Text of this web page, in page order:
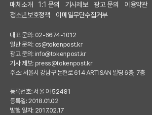
매체소개 1:1 문의 기사제보 광고 문의 이용약관
청소년보호정책
이메일무단수집거부
대표 문의: 02-6674-1012
일반 문의: cs@tokenpost.kr
광고 문의: info@tokenpost.kr
기사 제보: press@tokenpost.kr
주소: 서울시 강남구 논현로 614 ARTISAN 빌딩 6층, 7층
등록번호: 서울 아 52481
등록일: 2018.01.02
발행 일자: 2017.02.17